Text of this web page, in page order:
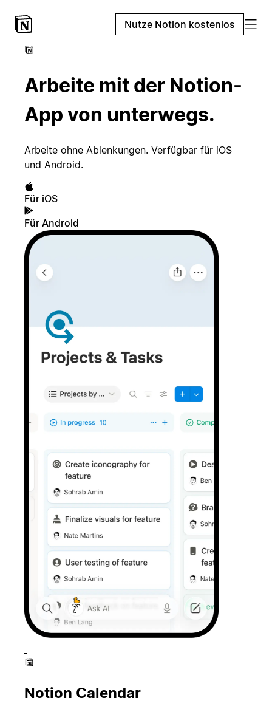
Nutze Notion kostenlos
Arbeite mit der Notion-
App von unterwegs.
Arbeite ohne Ablenkungen. Verfügbar für iOS
und Android.
Für iOS
Für Android
Notion Calendar